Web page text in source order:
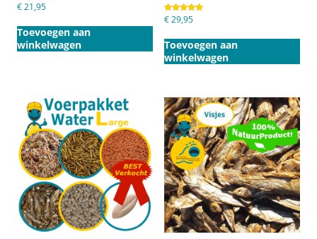
Gewaardeerd
5.00
€21,95
Toevoegen aan
winkelwagen
Gewaardeerd
5.00
€29,95
Toevoegen aan
winkelwagen